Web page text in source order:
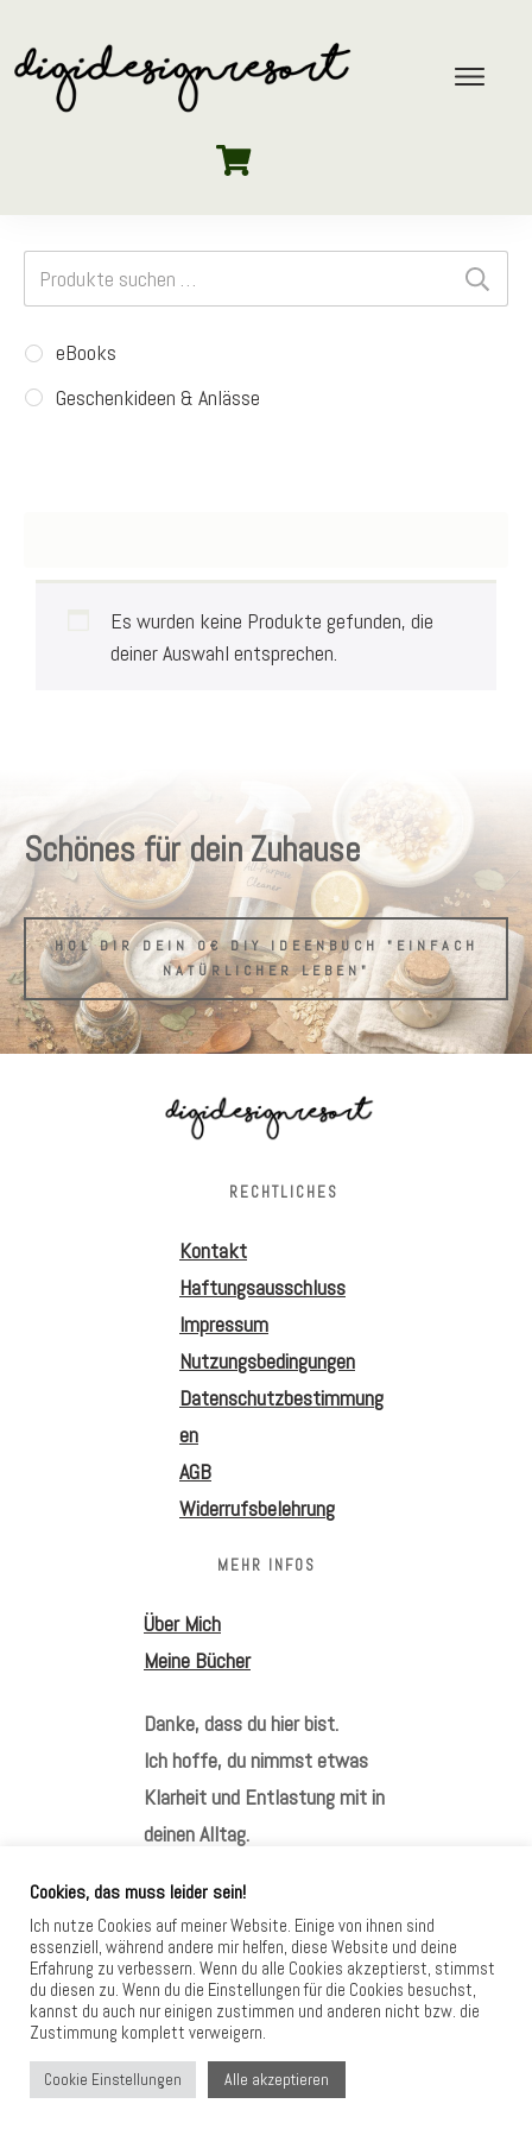
Es wurden keine Produkte gefunden, die
deiner Auswahl entsprechen.
Suchen
nach:
eBooks
Geschenkideen & Anlässe
Schönes für dein Zuhause
HOL DIR DEIN 0€ DIY IDEENBUCH "EINFACH
NATÜRLICHER LEBEN"
RECHTLICHES
Kontakt
Haftungsausschluss
Impressum
Nutzungsbedingungen
Datenschutzbestimmung
en
AGB
Widerrufsbelehrung
MEHR INFOS
Über Mich
Meine Bücher
Danke, dass du hier bist.
Ich hoffe, du nimmst etwas
Klarheit und Entlastung mit in
deinen Alltag.
HIER FINDEST DU MICH
Cookies, das muss leider sein!
Ich nutze Cookies auf meiner Website. Einige von ihnen sind
essenziell, während andere mir helfen, diese Website und deine
Erfahrung zu verbessern. Wenn du alle Cookies akzeptierst, stimmst
du diesen zu. Wenn du die Einstellungen für die Cookies besuchst,
kannst du auch nur einigen zustimmen und anderen nicht bzw. die
Zustimmung komplett verweigern.
Cookie Einstellungen Alle akzeptieren